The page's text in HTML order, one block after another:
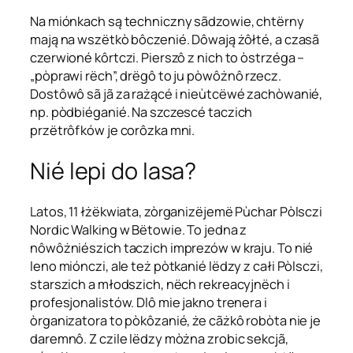
Na miónkach są techniczny sãdzowie, chtërny
mają na wszëtkò bôczenié. Dôwają żôłté, a czasã
czerwioné kôrtczi. Pierszô z nich to òstrzéga –
„pòprawi rëch”, drëgô to ju pòwôżnô rzecz.
Dostôwô sã jã za rażącé i nieùtcëwé zachòwanié,
np. pòdbiéganié. Na szczescé taczich
przëtrôfków je corôzka mni.
Nié lepi do lasa?
Latos, 11 łżëkwiata, zòrganizëjemë Pùchar Pòlsczi
Nordic Walking w Bëtowie. To jedna z
nôwôżniészich taczich imprezów w kraju. To nié
leno miónczi, ale też pòtkanié lëdzy z całi Pòlsczi,
starszich a młodszich, nëch rekreacyjnëch i
profesjonalistów. Dlô mie jakno trenera i
òrganizatora to pòkôzanié, że cãżkô robòta nie je
daremnô. Z czile lëdzy mòżna zrobic sekcjã,